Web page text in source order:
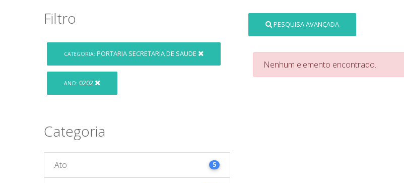
Filtro
CATEGORIA: PORTARIA SECRETARIA DE SAUDE
ANO: 0202
Categoria
Ato 5
PESQUISA AVANÇADA
Nenhum elemento encontrado.